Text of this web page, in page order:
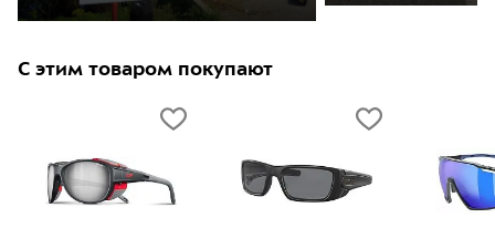
С этим товаром покупают